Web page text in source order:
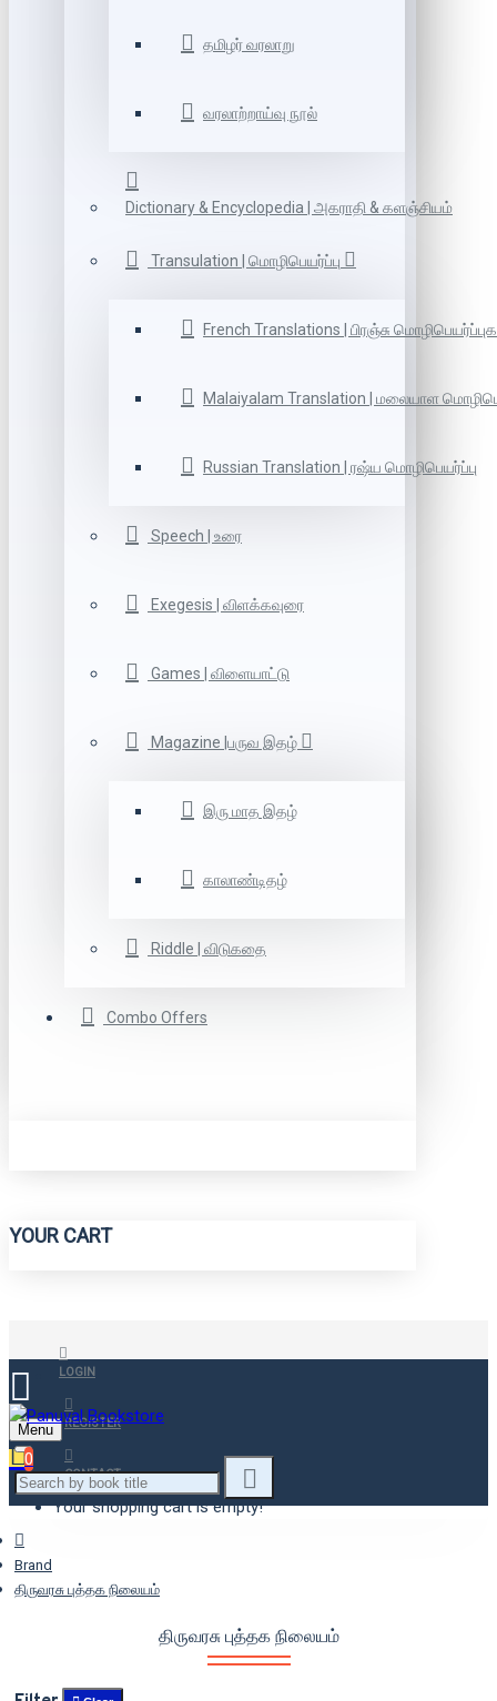
தமிழர் வரலாறு
வரலாற்றாய்வு நூல்
Dictionary & Encyclopedia | அகராதி & களஞ்சியம்
Transulation | மொழிபெயர்ப்பு
French Translations | பிரஞ்சு
Malaiyalam Translation | மலையாள
Russian Translation | ரஷ்ய மொழிபெயர்ப்பு
Speech | உரை
Exegesis | விளக்கவுரை
Games | விளையாட்டு
Magazine |பருவ இதழ்
இரு மாத இதழ்
காலாண்டிதழ்
Riddle | விடுகதை
Combo Offers
YOUR CART
LOGIN
REGISTER
CONTACT
Menu
0
Your shopping cart is empty!
Brand
திருவரசு புத்தக நிலையம்
திருவரசு புத்தக நிலையம்